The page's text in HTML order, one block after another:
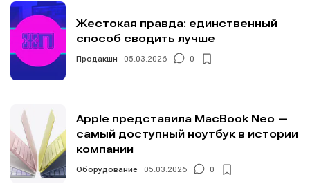
Жестокая правда: единственный
способ сводить лучше
Продакшн 05.03.2026 0
Apple представила MacBook Neo —
самый доступный ноутбук в истории
компании
Оборудование 05.03.2026 0